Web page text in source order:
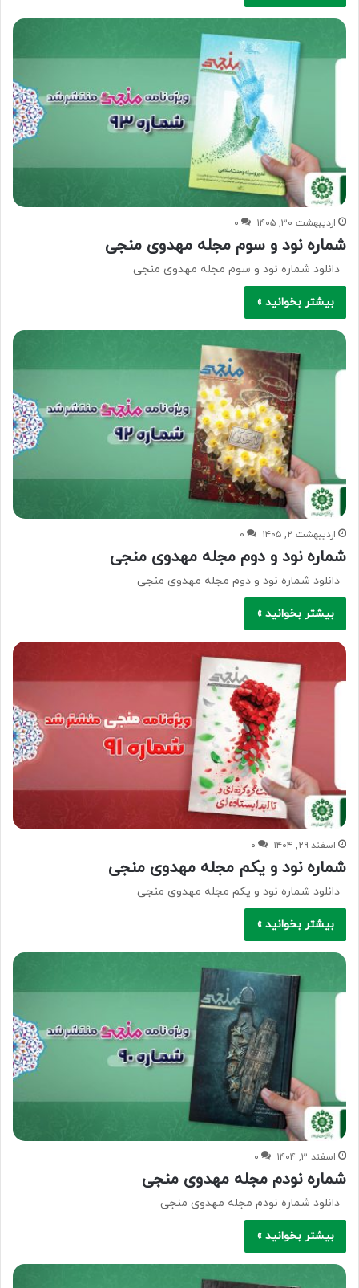
اردیبهشت ۳۰, ۱۴۰۵ ۰
شماره نود و سوم مجله مهدوی منجی
دانلود شماره نود و سوم مجله مهدوی منجی
بیشتر بخوانید »
اردیبهشت ۲, ۱۴۰۵ ۰
شماره نود و دوم مجله مهدوی منجی
دانلود شماره نود و دوم مجله مهدوی منجی
بیشتر بخوانید »
اسفند ۲۹, ۱۴۰۴ ۰
شماره نود و یکم مجله مهدوی منجی
دانلود شماره نود و یکم مجله مهدوی منجی
بیشتر بخوانید »
اسفند ۳, ۱۴۰۴ ۰
شماره نودم مجله مهدوی منجی
دانلود شماره نودم مجله مهدوی منجی
بیشتر بخوانید »